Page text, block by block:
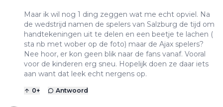
Maar ik wil nog 1 ding zeggen wat me echt opviel. Na
de wedstrijd namen de spelers van Salzburg de tijd om
handtekeningen uit te delen en een beetje te lachen (
sta nb met wober op de foto) maar de Ajax spelers?
Nee hoor, er kon geen blik naar de fans vanaf. Vooral
voor de kinderen erg sneu. Hopelijk doen ze daar iets
aan want dat leek echt nergens op.
0+ Antwoord